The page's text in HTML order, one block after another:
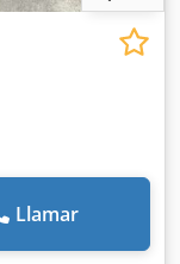
Llamar